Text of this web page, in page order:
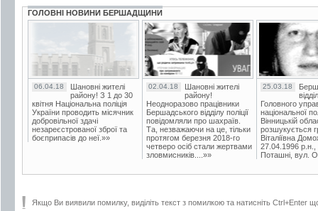
ГОЛОВНІ НОВИНИ БЕРШАДЩИНИ
06.04.18
Шановні жителі
району! З 1 до 30
квітня Національна поліція
України проводить місячник
добровільної здачі
незареєстрованої зброї та
боєприпасів до неї.»»
02.04.18
Шановні жителі
району!
Неодноразово працівники
Бершадського відділу поліції
повідомляли про шахраїв.
Та, незважаючи на це, тільки
протягом березня 2018-го
четверо осіб стали жертвами
зловмисників....»»
25.03.18
Головного
національної
Вінницькій
розшукується
Віталіївна
27.04.1996 р.н.,
Поташні, вул.
Якщо Ви виявили помилку, виділіть текст з помилкою та натисніть Ctrl+Enter